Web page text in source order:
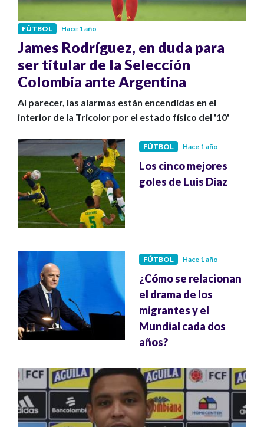
FÚTBOL Hace 1 año
James Rodríguez, en duda para
ser titular de la Selección
Colombia ante Argentina
Al parecer, las alarmas están encendidas en el
interior de la Tricolor por el estado físico del '10'
FÚTBOL Hace 1 año
Los cinco mejores
goles de Luis Díaz
FÚTBOL Hace 1 año
¿Cómo se relacionan
el drama de los
migrantes y el
Mundial cada dos
años?